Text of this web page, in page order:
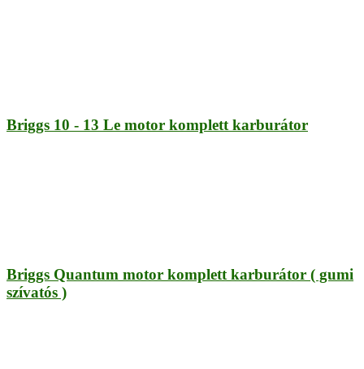
Briggs 10 - 13 Le motor komplett karburátor
Briggs Quantum motor komplett karburátor ( gumi
szívatós )